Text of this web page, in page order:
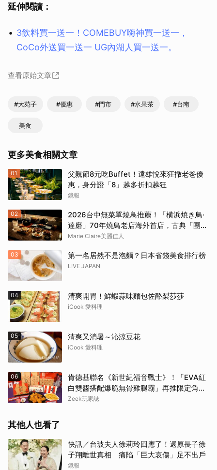
延伸閱讀：
3飲料買一送一！COMEBUY嗨神買一送一，
CoCo外送買一送一 UG內湖人買一送一。
查看原始文章
#大苑子 #優惠 #門市 #水果茶 #台南
美食
更多美食相關文章
01
父親節8元吃Buffet！遠雄悅來狂撒老爸優
惠，身分證「8」越多折扣越狂
鏡報
02
2026台中無菜單燒鳥推薦！「横浜焼き鳥·
達磨」70年燒鳥老店海外首店，古典「團扇
控火」技法成就銷魂美味
Marie Claire美麗佳人
03 第一名居然不是泡麵？日本省錢美食排行榜
LIVE JAPAN
04 清爽開胃！鮮蝦蒜味麵包佐酪梨莎莎
iCook 愛料理
05 清爽又消暑～沁涼豆花
iCook 愛料理
06
肯德基聯名《新世紀福音戰士》！「EVA紅
白雙醬搭配爆脆無骨雞腿霸」再推限定角色
卡、周邊必搶收
Zeek玩家誌
其他人也看了
快訊／台玻夫人徐莉玲回應了！還原長子徐
子翔離世真相 痛陷「巨大哀傷」足不出戶
鏡報
取消